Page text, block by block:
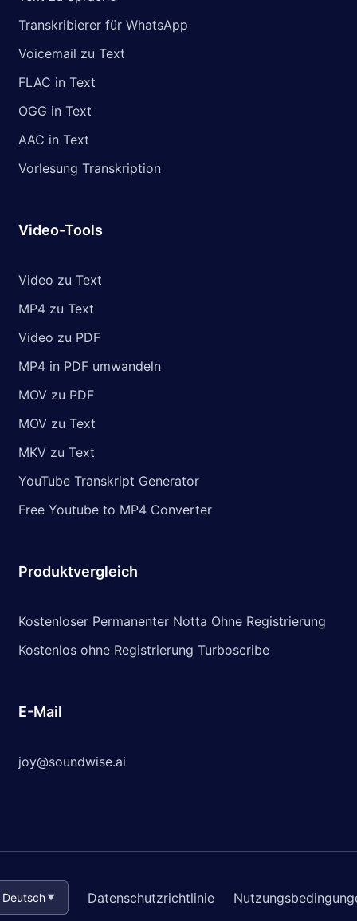
Transkribierer für WhatsApp
Voicemail zu Text
FLAC in Text
OGG in Text
AAC in Text
Vorlesung Transkription
Video-Tools
Video zu Text
MP4 zu Text
Video zu PDF
MP4 in PDF umwandeln
MOV zu PDF
MOV zu Text
MKV zu Text
YouTube Transkript Generator
Free Youtube to MP4 Converter
Produktvergleich
Kostenloser Permanenter Notta Ohne Registrierung
Kostenlos ohne Registrierung Turboscribe
E-Mail
joy@soundwise.ai
Deutsch ▼ Datenschutzrichtlinie